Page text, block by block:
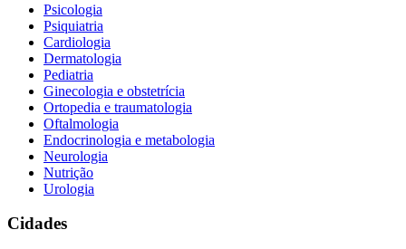
Psicologia
Psiquiatria
Cardiologia
Dermatologia
Pediatria
Ginecologia e obstetrícia
Ortopedia e traumatologia
Oftalmologia
Endocrinologia e metabologia
Neurologia
Nutrição
Urologia
Cidades